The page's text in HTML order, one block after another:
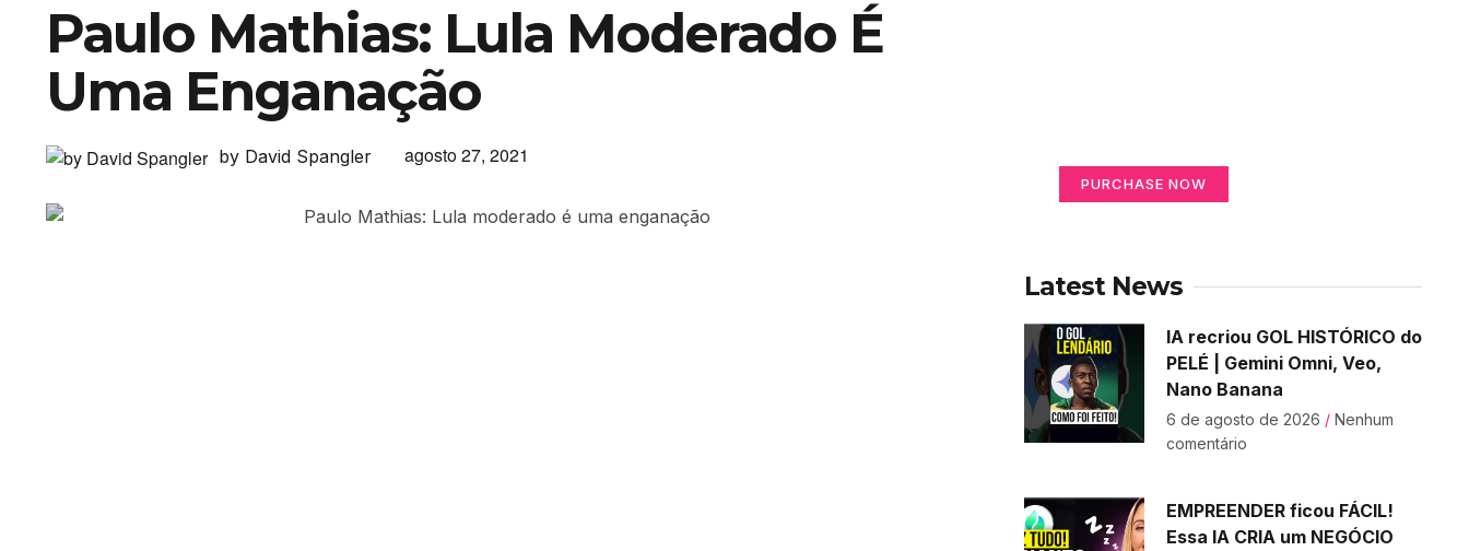
Paulo Mathias: Lula Moderado É
Uma Enganação
by David Spangler agosto 27, 2021
PURCHASE NOW
Latest News
IA recriou GOL HISTÓRICO do
PELÉ | Gemini Omni, Veo,
Nano Banana
6 de agosto de 2026 Nenhum
comentário
EMPREENDER ficou FÁCIL!
Essa IA CRIA um NEGÓCIO